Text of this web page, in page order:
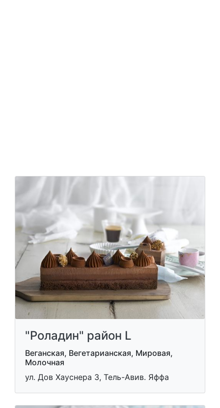
"Роладин" район L
Веганская, Вегетарианская, Мировая,
Молочная
ул. Дов Хауснера 3, Тель-Авив. Яффа